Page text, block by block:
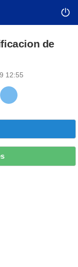
de
12:55